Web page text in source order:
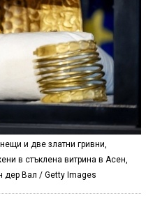
и две златни гривни,
в стъклена витрина в Асен,
дер Вал / Getty Images